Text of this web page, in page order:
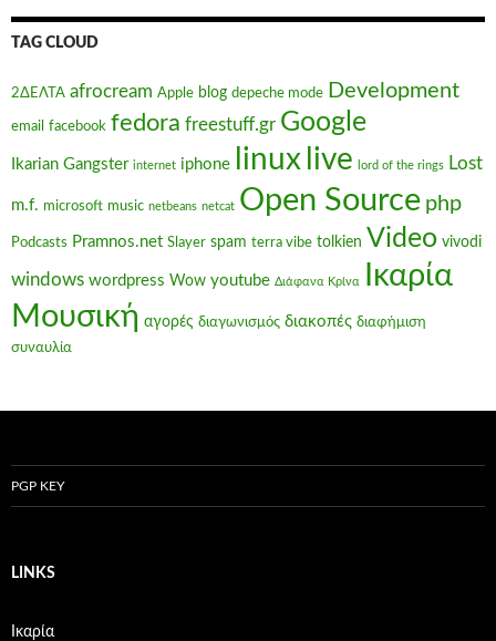
TAG CLOUD
2ΔΕΛΤΑ afrocream Apple blog depeche mode Development
email facebook fedora freestuff.gr Google
Ikarian Gangster internet iphone linux live lord of the rings Lost
m.f. microsoft music netbeans netcat Open Source php
Podcasts Pramnos.net Slayer spam terra vibe tolkien Video vivodi
windows wordpress Wow youtube Διάφανα Κρίνα Ικαρία
Μουσική αγορές διαγωνισμός διακοπές διαφήμιση
συναυλία
PGP KEY
LINKS
Ικαρία